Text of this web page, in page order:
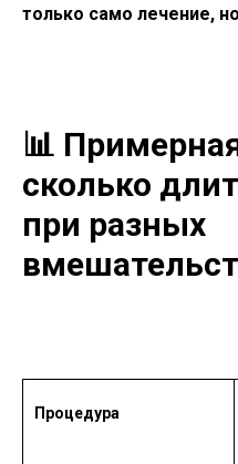
только само лечение,
📊
сколько
при разных
Процедура